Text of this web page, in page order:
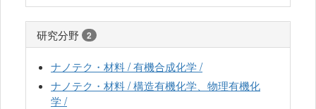
研究分野 2
ナノテク・材料 / 有機合成化学 /
ナノテク・材料 / 構造有機化学、物理有機化
学 /